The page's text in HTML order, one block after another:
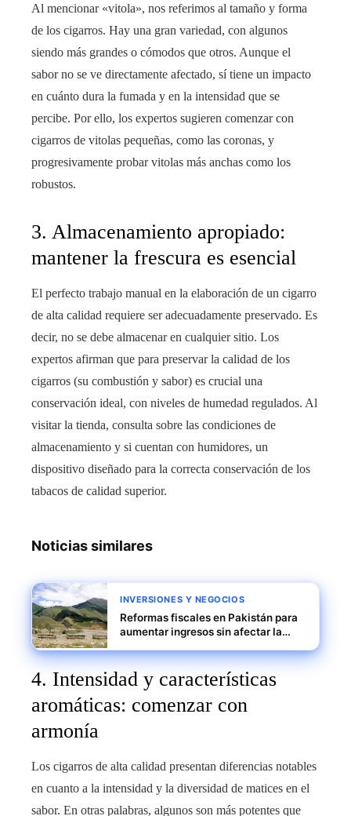
Al mencionar «vitola», nos referimos al tamaño y forma
de los cigarros. Hay una gran variedad, con algunos
siendo más grandes o cómodos que otros. Aunque el
sabor no se ve directamente afectado, sí tiene un impacto
en cuánto dura la fumada y en la intensidad que se
percibe. Por ello, los expertos sugieren comenzar con
cigarros de vitolas pequeñas, como las coronas, y
progresivamente probar vitolas más anchas como los
robustos.
3. Almacenamiento apropiado:
mantener la frescura es esencial
El perfecto trabajo manual en la elaboración de un cigarro
de alta calidad requiere ser adecuadamente preservado. Es
decir, no se debe almacenar en cualquier sitio. Los
expertos afirman que para preservar la calidad de los
cigarros (su combustión y sabor) es crucial una
conservación ideal, con niveles de humedad regulados. Al
visitar la tienda, consulta sobre las condiciones de
almacenamiento y si cuentan con humidores, un
dispositivo diseñado para la correcta conservación de los
tabacos de calidad superior.
Noticias similares
INVERSIONES Y NEGOCIOS
Reformas fiscales en Pakistán para
aumentar ingresos sin afectar la
4. Intensidad y características
aromáticas: comenzar con
armonía
Los cigarros de alta calidad presentan diferencias notables
en cuanto a la intensidad y la diversidad de matices en el
sabor. En otras palabras, algunos son más potentes que